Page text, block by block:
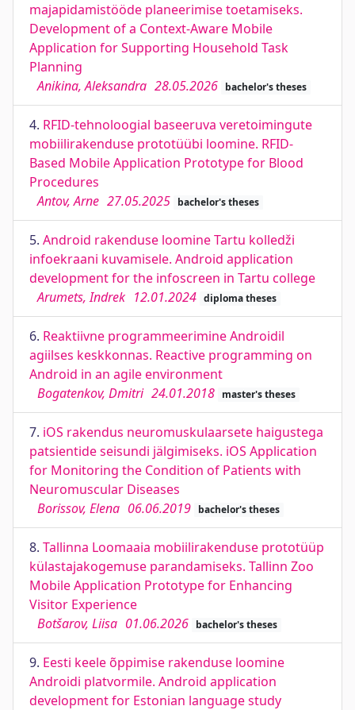
majapidamistööde planeerimise toetamiseks.
Development of a Context-Aware Mobile
Application for Supporting Household Task
Planning
Anikina, Aleksandra 28.05.2026 bachelor's theses
4. RFID-tehnoloogial baseeruva veretoimingute
mobiilirakenduse prototüübi loomine. RFID-
Based Mobile Application Prototype for Blood
Procedures
Antov, Arne 27.05.2025 bachelor's theses
5. Android rakenduse loomine Tartu kolledži
infoekraani kuvamisele. Android application
development for the infoscreen in Tartu college
Arumets, Indrek 12.01.2024 diploma theses
6. Reaktiivne programmeerimine Androidil
agiilses keskkonnas. Reactive programming on
Android in an agile environment
Bogatenkov, Dmitri 24.01.2018 master's theses
7. iOS rakendus neuromuskulaarsete haigustega
patsientide seisundi jälgimiseks. iOS Application
for Monitoring the Condition of Patients with
Neuromuscular Diseases
Borissov, Elena 06.06.2019 bachelor's theses
8. Tallinna Loomaaia mobiilirakenduse prototüüp
külastajakogemuse parandamiseks. Tallinn Zoo
Mobile Application Prototype for Enhancing
Visitor Experience
Botšarov, Liisa 01.06.2026 bachelor's theses
9. Eesti keele õppimise rakenduse loomine
Androidi platvormile. Android application
development for Estonian language study